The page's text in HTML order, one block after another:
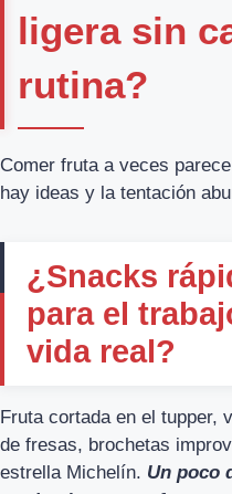
ligera sin
rutina?
Comer fruta a veces
hay ideas y la tentación
¿Snacks
para el
vida real?
Fruta cortada en el tupper,
de fresas, brochetas
estrella Michelín. Un poco